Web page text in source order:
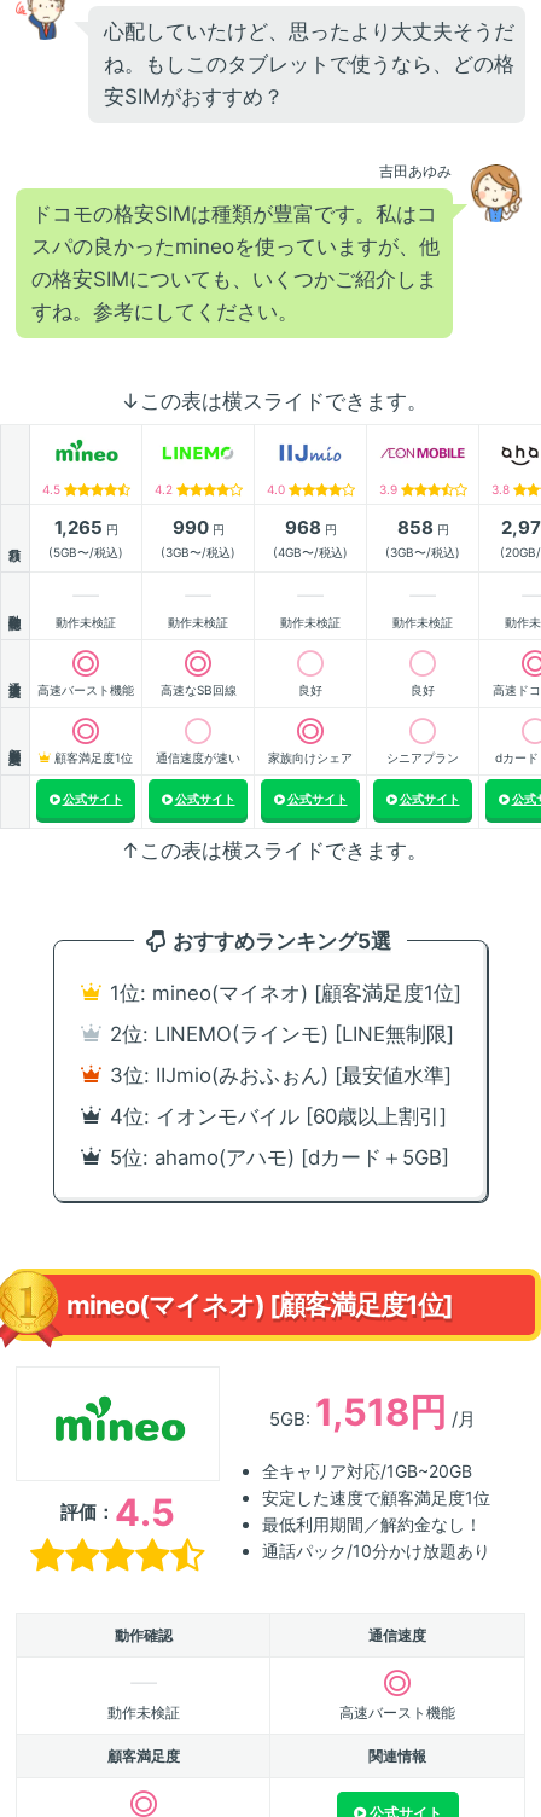
心配していたけど、思ったより大丈夫そうだ
ね。もしこのタブレットで使うなら、どの格
安SIMがおすすめ？
吉田あゆみ
ドコモの格安SIMは種類が豊富です。私はコ
スパの良かったmineoを使っていますが、他
の格安SIMについても、いくつかご紹介しま
すね。参考にしてください。
↓この表は横スライドできます。
4.5 4.2 4.0 3.9 3.8
1,265 円
(5GB〜/税込)
990円
(3GB〜/税込)
968 円
(4GB〜/税込)
858 円
(3GB〜/税込)
動作未検証 動作未検証 動作未検証 動作未検証 動作
高速バースト機能 高速なSB回線 良好 良好 高速ド
顧客満足度1位 通信速度が速い 家族向けシェア シニアプラン dカード
公式サイト 公式サイト 公式サイト 公式サイト 公式
↑この表は横スライドできます。
おすすめランキング5選
1位: mineo(マイネオ) [顧客満足度1位]
2位: LINEMO(ラインモ) [LINE無制限]
3位: IIJmio(みおふぉん) [最安値水準]
4位: イオンモバイル [60歳以上割引]
5位: ahamo(アハモ) [dカード＋5GB]
mineo(マイネオ) [顧客満足度1位]
評価： 4.5
5GB: 1,518円 /月
全キャリア対応/1GB~20GB
安定した速度で顧客満足度1位
最低利用期間／解約金なし！
通話パック/10分かけ放題あり
動作確認 通信速度
動作未検証 高速バースト機能
顧客満足度 関連情報
公式サイト